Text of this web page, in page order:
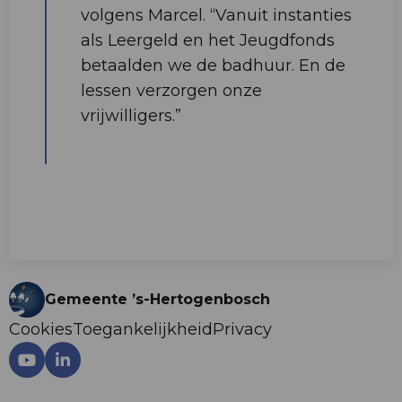
volgens Marcel. “Vanuit instanties
als Leergeld en het Jeugdfonds
betaalden we de badhuur. En de
lessen verzorgen onze
vrijwilligers.”
Gemeente ’s-Hertogenbosch
CookiesToegankelijkheidPrivacy
Ga
Ga